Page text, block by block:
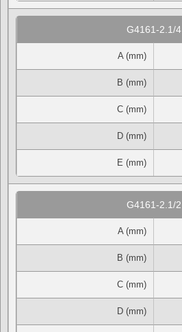
G4161-2.1/4
A (mm)
B (mm)
C (mm)
D (mm)
E (mm)
G4161-2.1/2
A (mm)
B (mm)
C (mm)
D (mm)